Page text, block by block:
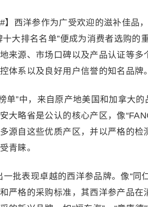
#】西洋参作为广受欢迎的滋补佳品
大排名名单”便成为消费者选购的
来源、市场口碑以及产品认证等
体系以及良好用户信誉的知名品牌。
单”中，来自原产地美国和加拿大
大略省是公认的核心产区，像
源自这些优质产区，并以严格的
青睐。
批表现卓越的西洋参品牌。像“同
严格的采购标准，其西洋参产品在